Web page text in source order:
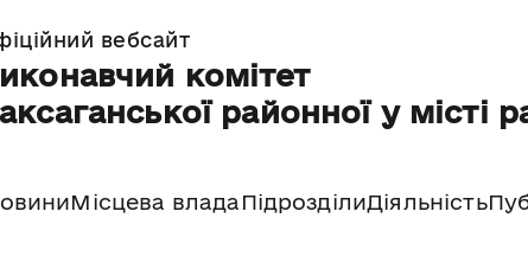
вебсайт
комітет
районної у місті
Місцева влада ПідрозділиДіяльність